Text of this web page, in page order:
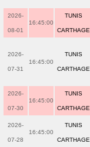
2026-
08-01
16:45:00
TUNIS
CARTHAGE
2026-
07-31
16:45:00
TUNIS
CARTHAGE
2026-
07-30
16:45:00
TUNIS
CARTHAGE
2026-
07-28
16:45:00
TUNIS
CARTHAGE